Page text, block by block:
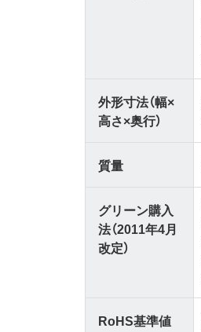
外形寸法（幅×
高さ×奥行）
質量
グリーン購入
法（2011年4月
改定）
RoHS基準値